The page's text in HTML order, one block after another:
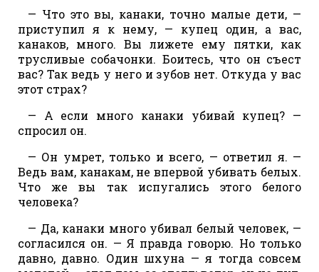
— Что это вы, канаки, точно малые дети, —
приступил я к нему, — купец один, а вас,
канаков, много. Вы лижете ему пятки, как
трусливые собачонки. Боитесь, что он съест
вас? Так ведь у него и зубов нет. Откуда у вас
этот страх?
— А если много канаки убивай купец? —
спросил он.
— Он умрет, только и всего, — ответил я. —
Ведь вам, канакам, не впервой убивать белых.
Что же вы так испугались этого белого
человека?
— Да, канаки много убивал белый человек, —
согласился он. — Я правда говорю. Но только
давно, давно. Один шхуна — я тогда совсем